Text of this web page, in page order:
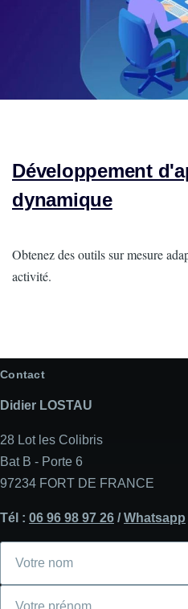
Développement
dynamique
Intro
Obtenez des outils sur mesure
activité.
Contact
Didier LOSTAU
28 Lot les Colibris
Bat B - Porte 6
97234 FORT DE FRANCE
Tél : 06 96 98 97 26 /Whatsapp